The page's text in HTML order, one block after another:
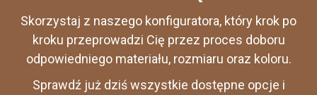
Skorzystaj z naszego konfiguratora, który krok po
kroku przeprowadzi Cię przez proces doboru
odpowiedniego materiału, rozmiaru oraz koloru.
Sprawdź już dziś wszystkie dostępne opcje i